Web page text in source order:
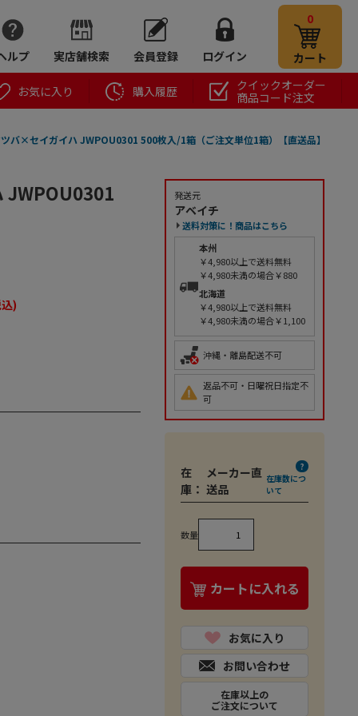
ルプ 実店舗検索 会員登録 ログイン
0
カート
お気に入り 購入履歴
クイックオーダー
商品コード注文
バ×セイガイハ JWPOU0301 500枚入/1箱（ご注文単位1箱）【直送品】
)
発送元
アベイチ
送料対策に！商品はこちら
本州
￥4,980以上で送料無料
￥4,980未満の場合￥880
北海道
￥4,980以上で送料無料
￥4,980未満の場合￥1,100
沖縄・離島配送不可
返品不可・日曜祝日指定不
可
在
庫：
メーカー直
送品
在庫数につ
いて
数量
カートに入れる
お気に入り
お問い合わせ
在庫以上の
ご注文について